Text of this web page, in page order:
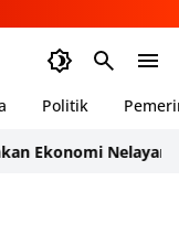
Politik
Nelayan Aceh